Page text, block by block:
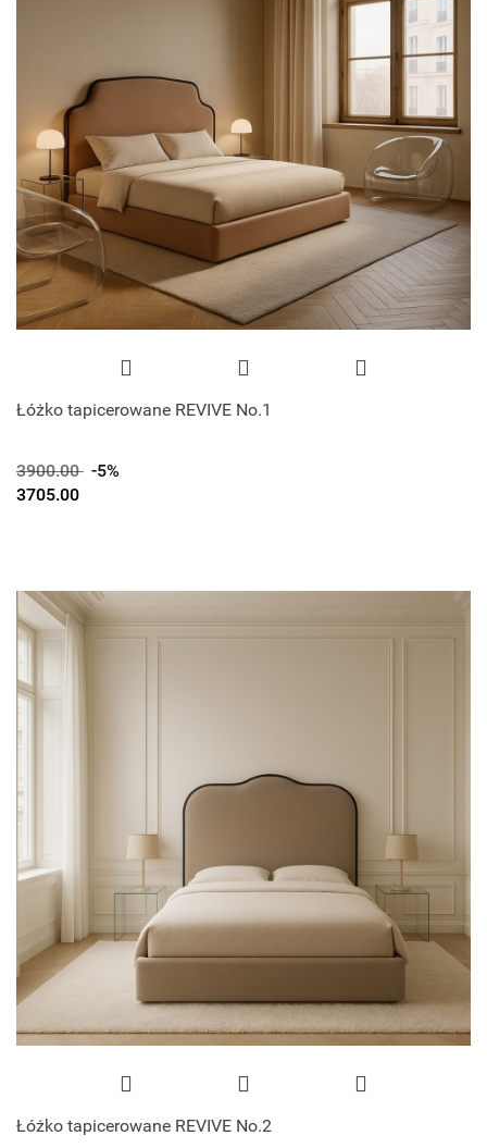
Łóżko tapicerowane REVIVE No.1
3900.00 -5%
3705.00
Łóżko tapicerowane REVIVE No.2